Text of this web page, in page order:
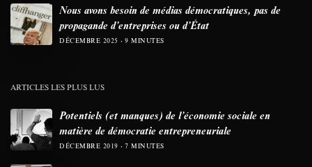
Nous avons besoin de médias démocratiques, pas de
propagande d’entreprises ou d’État
DÉCEMBRE 2025 9 MINUTES
ARTICLES LES PLUS LUS
Potentiels (et manques) de l’économie sociale en
matière de démocratie entrepreneuriale
DÉCEMBRE 2019 7 MINUTES